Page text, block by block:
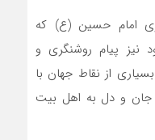
امام حسین (ع) که
نیز پیام روشنگری و
از نقاط جهان با
جان و دل به اهل بیت